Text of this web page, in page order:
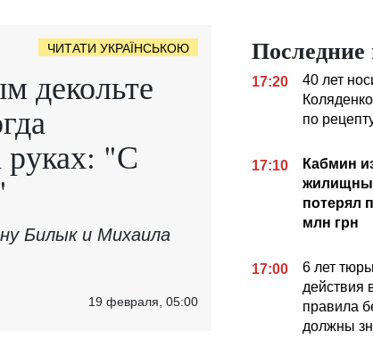
ЧИТАТИ УКРАЇНСЬКОЮ
декольте
руках: "С
Билык и Михаила
19 февраля, 05:00
Последние
17:20
40 лет
по
17:10
Кабмин
потерял
млн грн
17:00
6 лет
действия
правила
должны